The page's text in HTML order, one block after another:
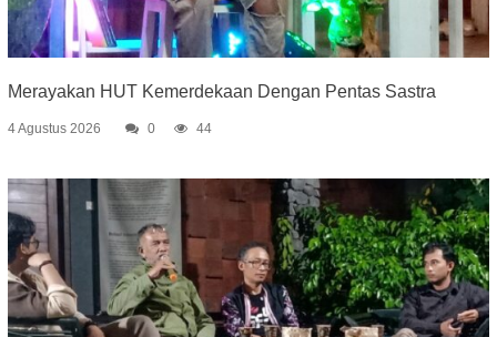
Merayakan HUT Kemerdekaan Dengan Pentas Sastra
4 Agustus 2026 0 44